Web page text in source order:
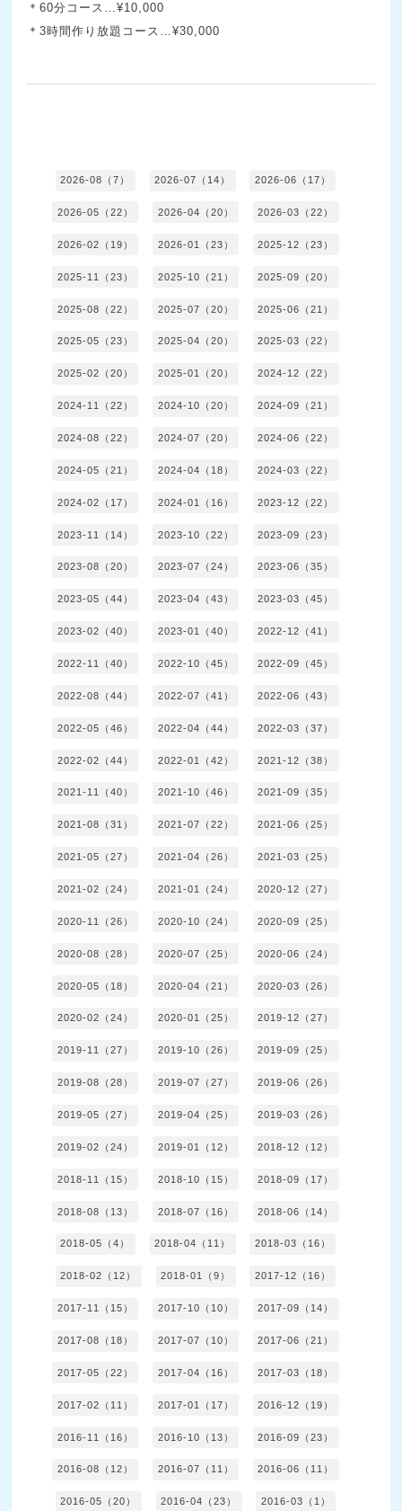
＊60分コース…¥10,000
＊3時間作り放題コース…¥30,000
2026-08（7） 2026-07（14） 2026-06（17）
2026-05（22） 2026-04（20） 2026-03（22）
2026-02（19） 2026-01（23） 2025-12（23）
2025-11（23） 2025-10（21） 2025-09（20）
2025-08（22） 2025-07（20） 2025-06（21）
2025-05（23） 2025-04（20） 2025-03（22）
2025-02（20） 2025-01（20） 2024-12（22）
2024-11（22） 2024-10（20） 2024-09（21）
2024-08（22） 2024-07（20） 2024-06（22）
2024-05（21） 2024-04（18） 2024-03（22）
2024-02（17） 2024-01（16） 2023-12（22）
2023-11（14） 2023-10（22） 2023-09（23）
2023-08（20） 2023-07（24） 2023-06（35）
2023-05（44） 2023-04（43） 2023-03（45）
2023-02（40） 2023-01（40） 2022-12（41）
2022-11（40） 2022-10（45） 2022-09（45）
2022-08（44） 2022-07（41） 2022-06（43）
2022-05（46） 2022-04（44） 2022-03（37）
2022-02（44） 2022-01（42） 2021-12（38）
2021-11（40） 2021-10（46） 2021-09（35）
2021-08（31） 2021-07（22） 2021-06（25）
2021-05（27） 2021-04（26） 2021-03（25）
2021-02（24） 2021-01（24） 2020-12（27）
2020-11（26） 2020-10（24） 2020-09（25）
2020-08（28） 2020-07（25） 2020-06（24）
2020-05（18） 2020-04（21） 2020-03（26）
2020-02（24） 2020-01（25） 2019-12（27）
2019-11（27） 2019-10（26） 2019-09（25）
2019-08（28） 2019-07（27） 2019-06（26）
2019-05（27） 2019-04（25） 2019-03（26）
2019-02（24） 2019-01（12） 2018-12（12）
2018-11（15） 2018-10（15） 2018-09（17）
2018-08（13） 2018-07（16） 2018-06（14）
2018-05（4） 2018-04（11） 2018-03（16）
2018-02（12） 2018-01（9） 2017-12（16）
2017-11（15） 2017-10（10） 2017-09（14）
2017-08（18） 2017-07（10） 2017-06（21）
2017-05（22） 2017-04（16） 2017-03（18）
2017-02（11） 2017-01（17） 2016-12（19）
2016-11（16） 2016-10（13） 2016-09（23）
2016-08（12） 2016-07（11） 2016-06（11）
2016-05（20） 2016-04（23） 2016-03（1）